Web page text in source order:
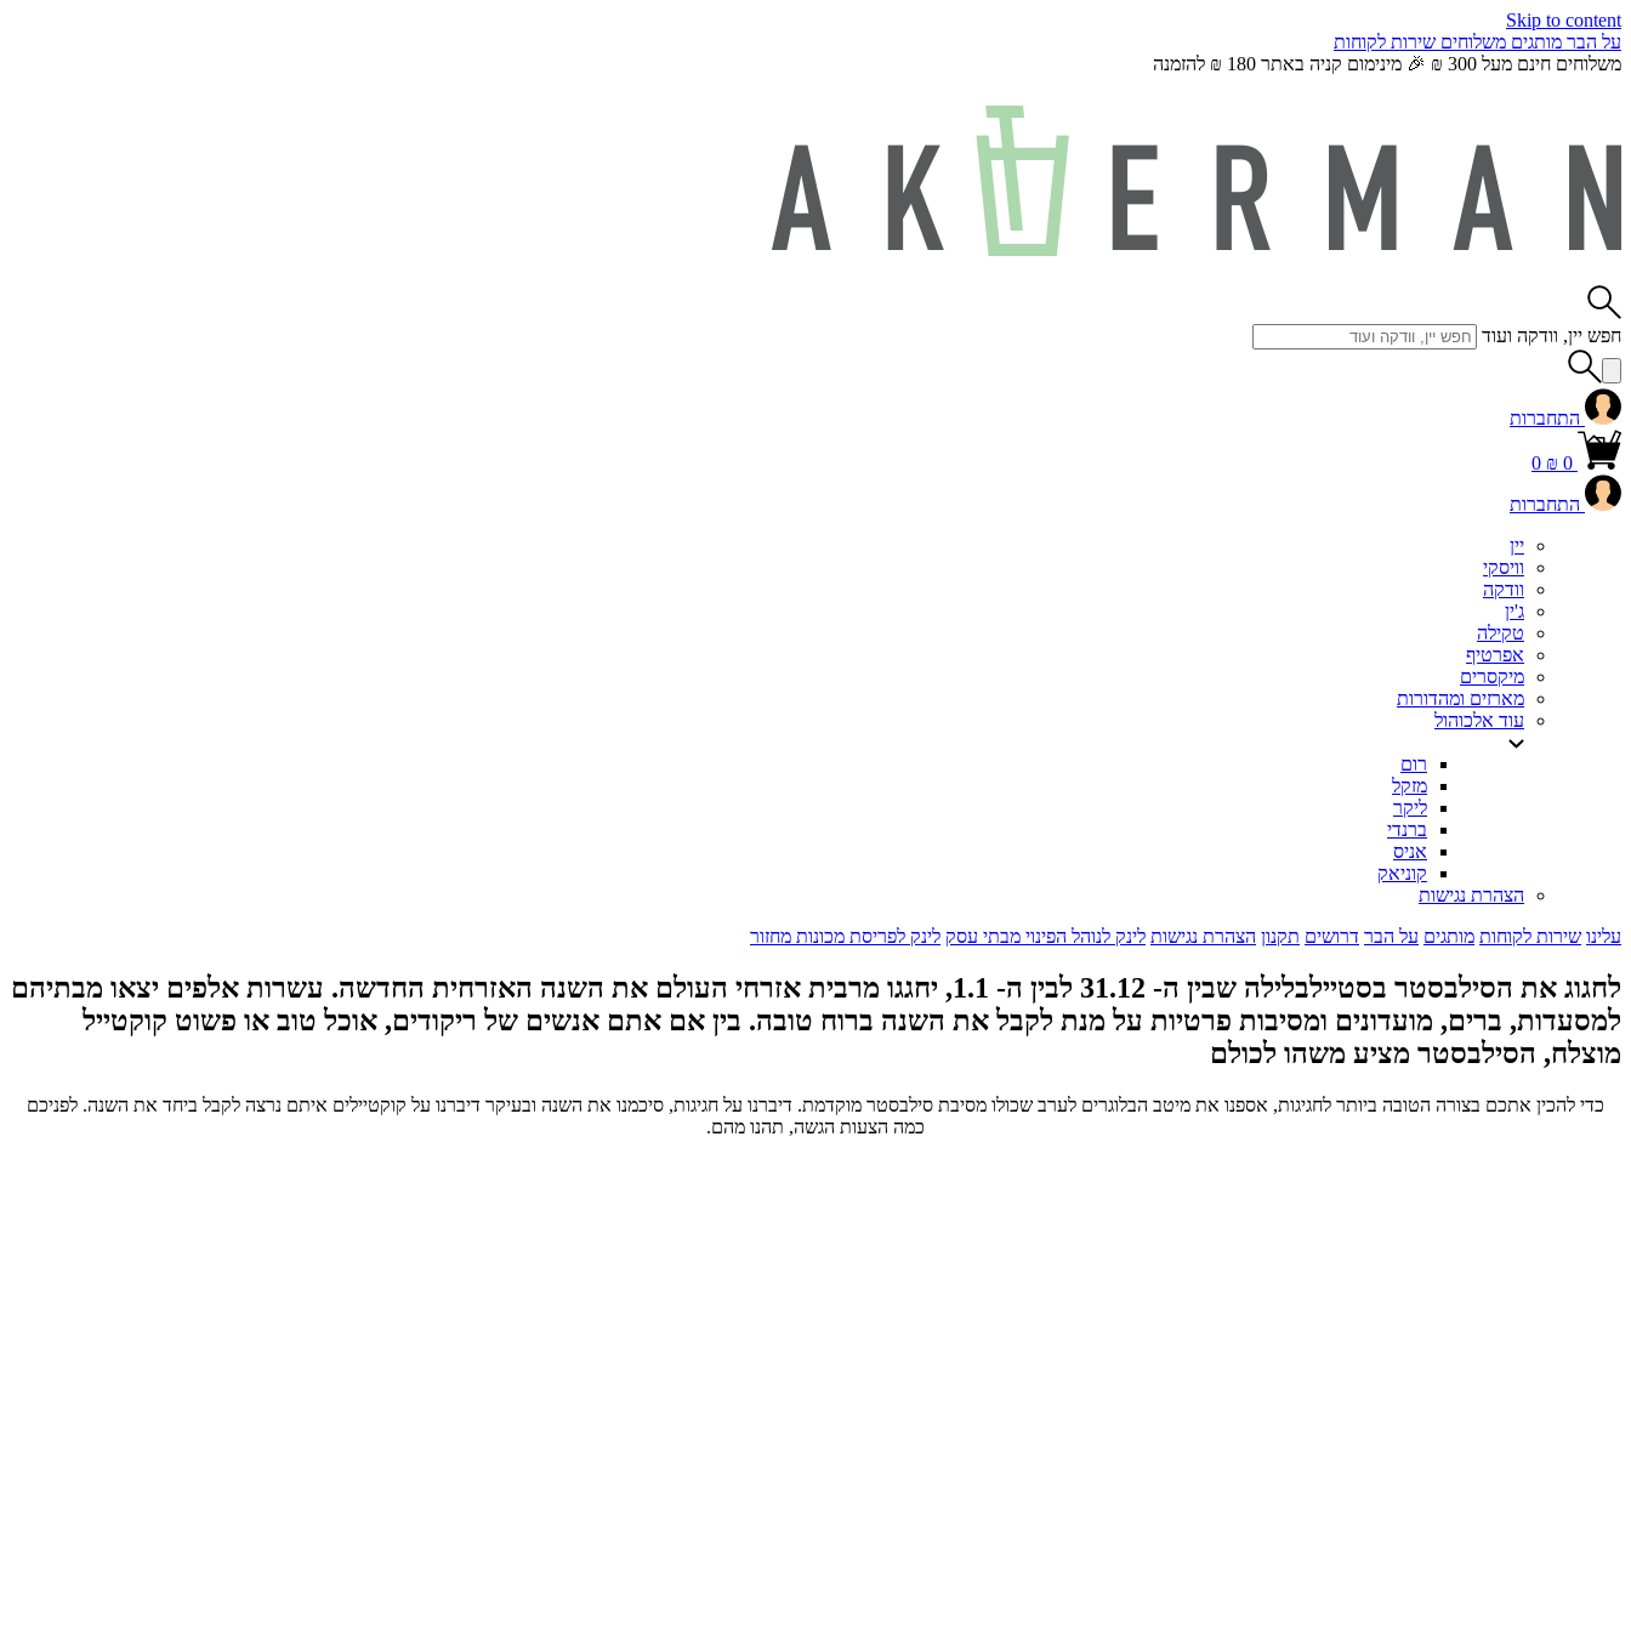
Skip to content
על הבר מותגים משלוחים שירות לקוחות
משלוחים חינם מעל 300 ₪ 🎉 מינימום קניה באתר 180 ₪ להזמנה
חפש יין, וודקה ועוד
התחברות
0
0 ₪
התחברות
יין
וויסקי
וודקה
ג'ין
טקילה
אפרטיף
מיקסרים
מארזים ומהדורות
עוד אלכוהול
רום
מזקל
ליקר
ברנדי
אניס
קוניאק
הצהרת נגישות
עלינו שירות לקוחות מותגים על הבר דרושים תקנון הצהרת נגישות לינק לנוהל הפינוי מבתי עסק לינק לפריסת מכונות מחזור
לחגוג את הסילבסטר בסטייל
בלילה שבין ה- 31.12 לבין ה- 1.1, יחגגו מרבית אזרחי העולם את השנה האזרחית החדשה. עשרות אלפים יצאו מבתיהם
למסעדות, ברים, מועדונים ומסיבות פרטיות על מנת לקבל את השנה ברוח טובה. בין אם אתם אנשים של ריקודים, אוכל טוב או פשוט קוקטייל
מוצלח, הסילבסטר מציע משהו לכולם
כדי להכין אתכם בצורה הטובה ביותר לחגיגות, אספנו את מיטב הבלוגרים לערב שכולו מסיבת סילבסטר מוקדמת. דיברנו על חגיגות, סיכמנו את השנה ובעיקר דיברנו על קוקטיילים איתם נרצה לקבל ביחד את השנה. לפניכם
כמה הצעות הגשה, תהנו מהם.